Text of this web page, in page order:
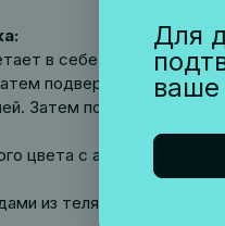
в себе
подвергают
Затем после розлива
цвета с ароматом
из телятины с
Для
ваше